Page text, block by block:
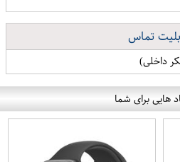
تماس
داخلی)
هایی برای شما